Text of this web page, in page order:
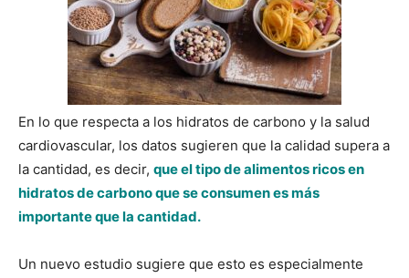
En lo que respecta a los hidratos de carbono y la salud
cardiovascular, los datos sugieren que la calidad supera a
la cantidad, es decir, que el tipo de alimentos ricos en
hidratos de carbono que se consumen es más
importante que la cantidad.
Un nuevo estudio sugiere que esto es especialmente